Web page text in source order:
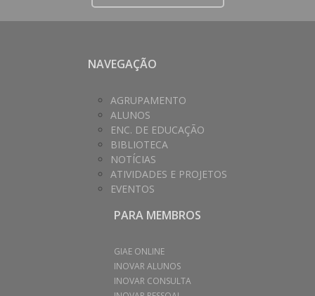
NAVEGAÇÃO
AGRUPAMENTO
ALUNOS
ENC. DE EDUCAÇÃO
BIBLIOTECA
NOTÍCIAS
ATIVIDADES E PROJETOS
EVENTOS
PARA MEMBROS
GIAE ONLINE
INOVAR ALUNOS
INOVAR CONSULTA